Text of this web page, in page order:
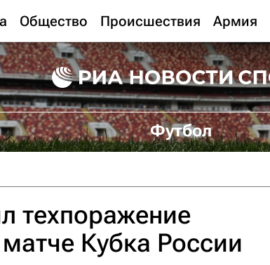
Общество Происшествия Армия
Футбол
техпоражение
Кубка России